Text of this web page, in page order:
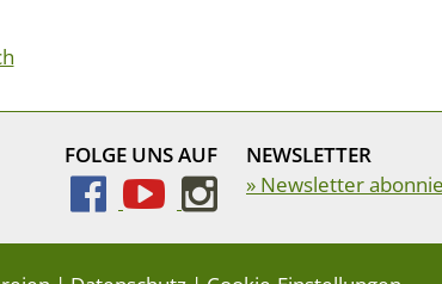
FOLGE UNS AUF
NEWSLETTER
» Newsletter